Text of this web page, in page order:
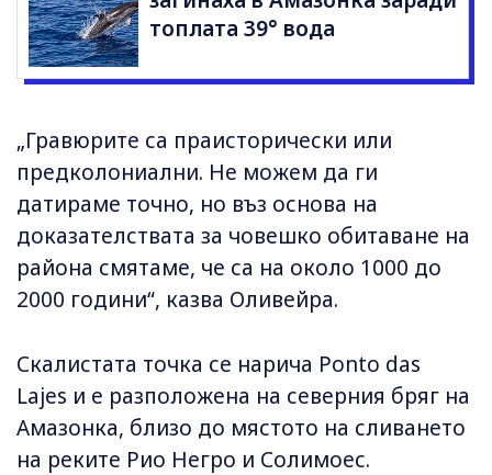
топлата 39° вода
„Гравюрите са праисторически или
предколониални. Не можем да ги
датираме точно, но въз основа на
доказателствата за човешко обитаване на
района смятаме, че са на около 1000 до
2000 години“, казва Оливейра.
Скалистата точка се нарича Ponto das
Lajes и е разположена на северния бряг на
Амазонка, близо до мястото на сливането
на реките Рио Негро и Солимоес.